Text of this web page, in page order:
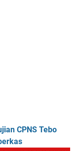
CPNS Tebo